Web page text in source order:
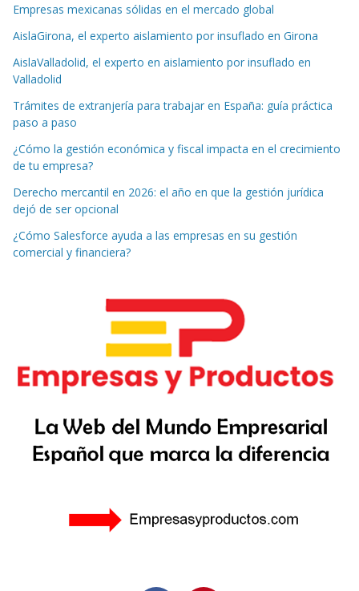
Empresas mexicanas sólidas en el mercado global
AislaGirona, el experto aislamiento por insuflado en Girona
AislaValladolid, el experto en aislamiento por insuflado en
Valladolid
Trámites de extranjería para trabajar en España: guía práctica
paso a paso
¿Cómo la gestión económica y fiscal impacta en el crecimiento
de tu empresa?
Derecho mercantil en 2026: el año en que la gestión jurídica
dejó de ser opcional
¿Cómo Salesforce ayuda a las empresas en su gestión
comercial y financiera?